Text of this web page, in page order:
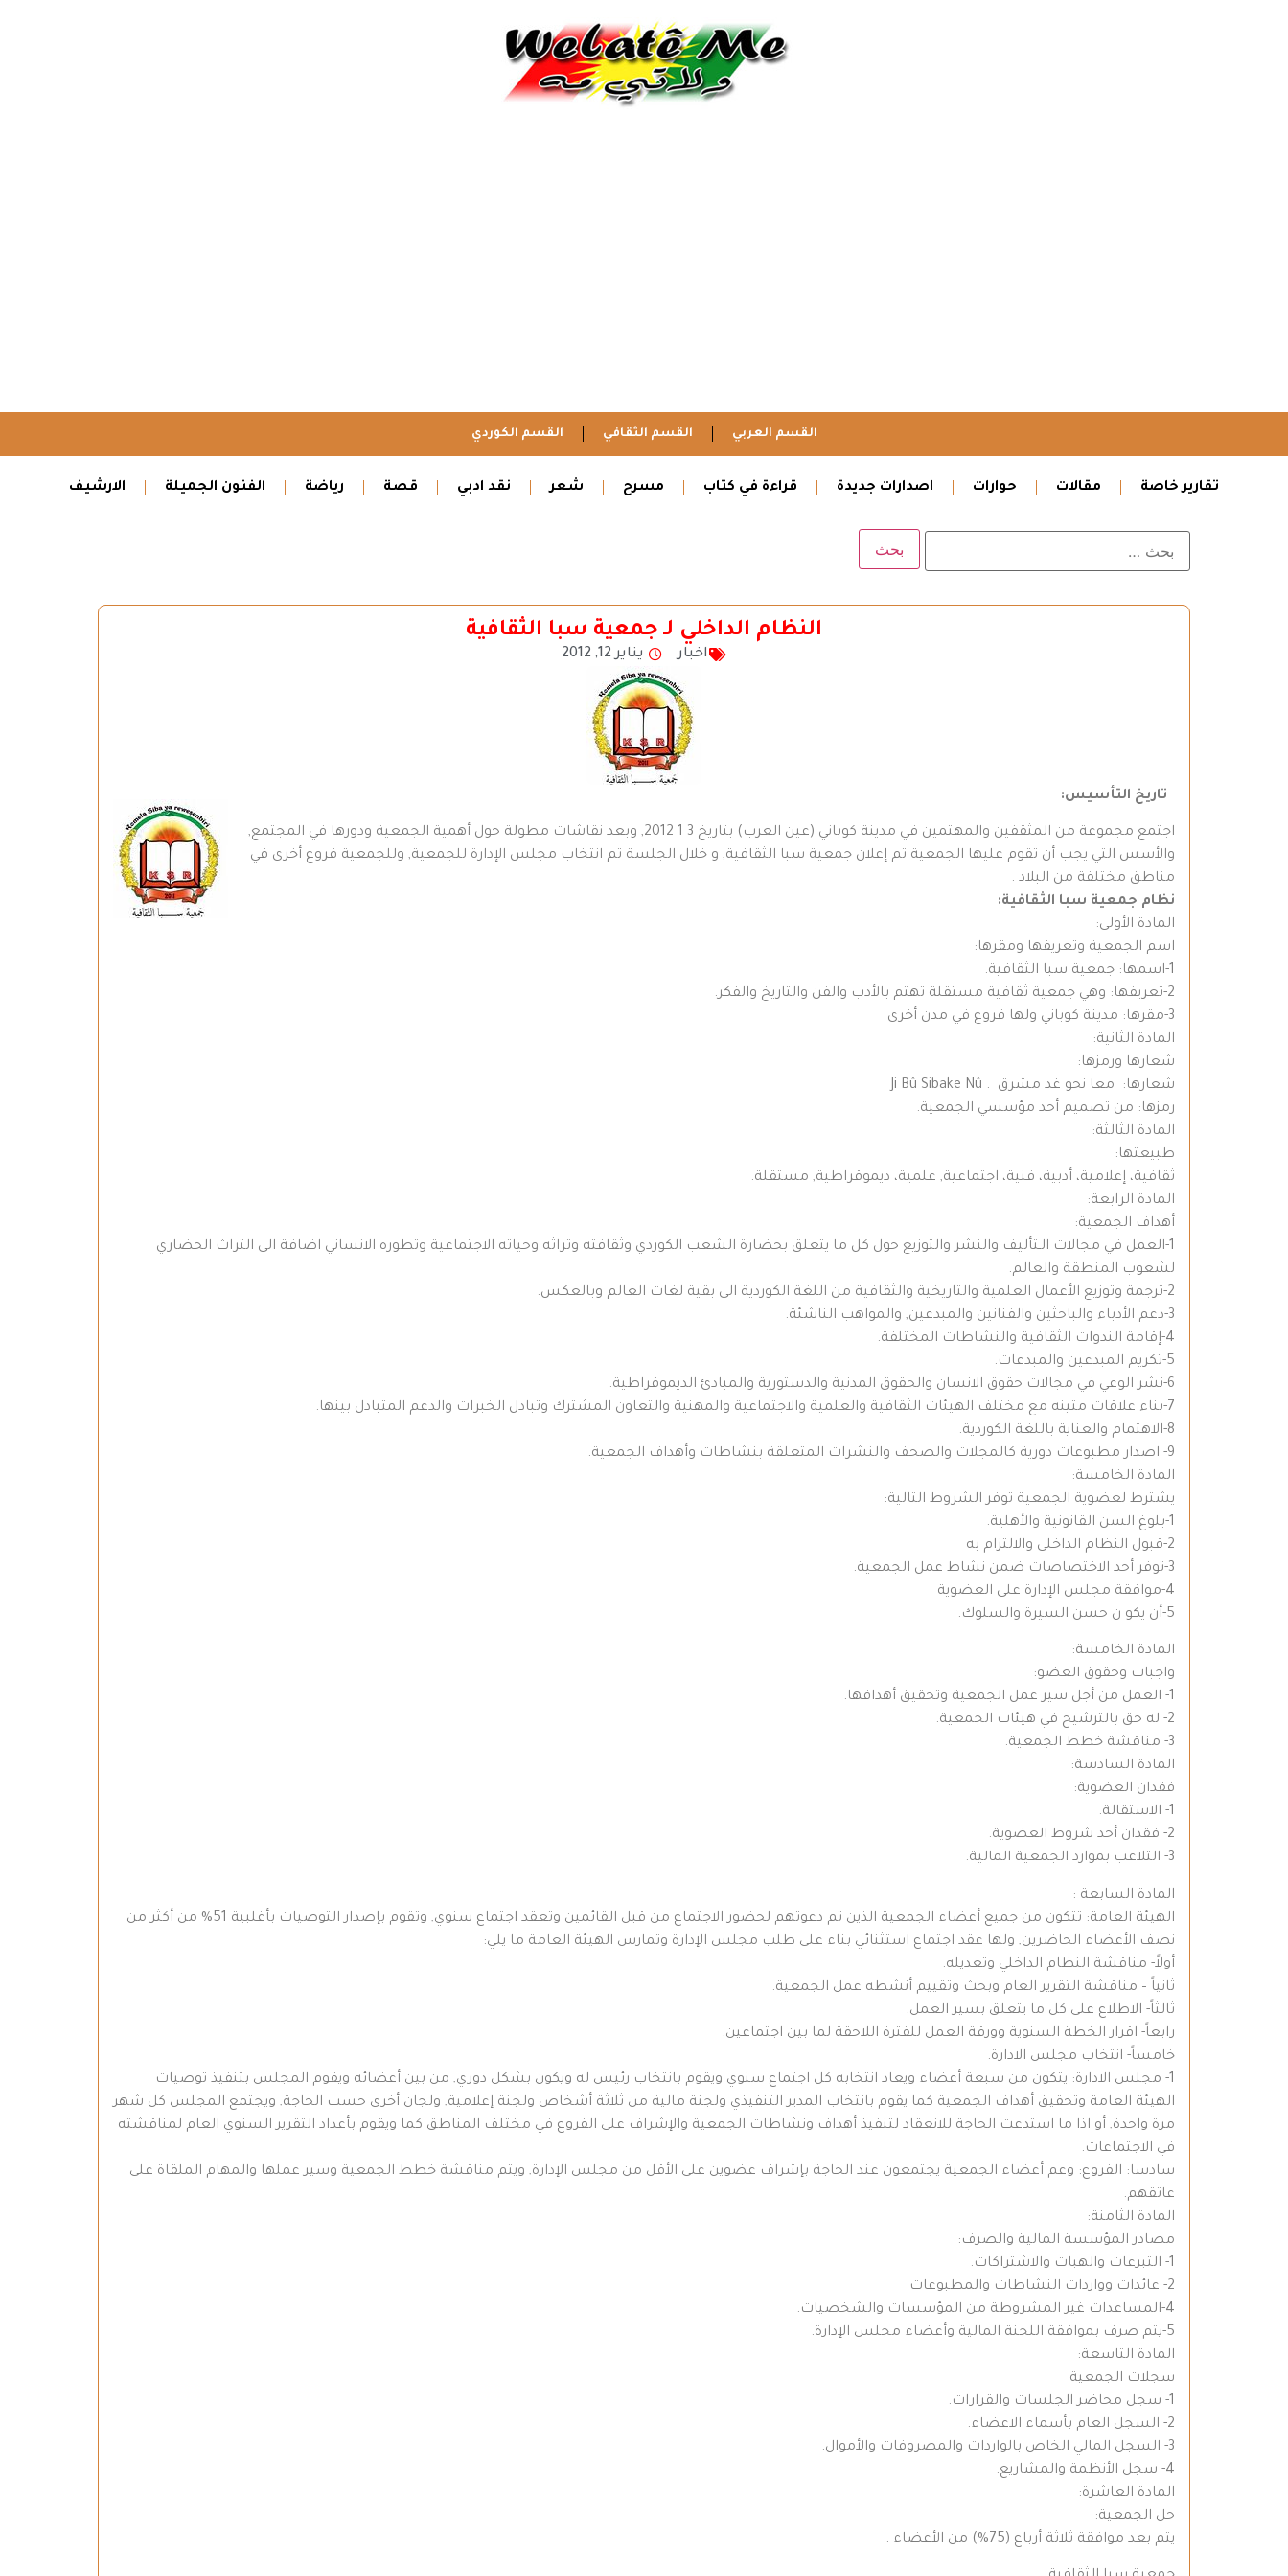
القسم العربي القسم الثقافي القسم الكوردي
تقارير خاصة مقالات حوارات اصدارات جديدة قراءة في كتاب مسرح شعر نقد ادبي قصة رياضة الفنون الجميلة الارشيف
النظام الداخلي لـ جمعية سبا الثقافية
اخبار يناير 12, 2012
تاريخ التأسيس:
اجتمع مجموعة من المثقفين والمهتمين في مدينة كوباني (عين العرب) بتاريخ 3 1 2012, وبعد نقاشات مطولة حول أهمية الجمعية ودورها في المجتمع,
والأسس التي يجب أن تقوم عليها الجمعية تم إعلان جمعية سبا الثقافية, و خلال الجلسة تم انتخاب مجلس الإدارة للجمعية, وللجمعية فروع أخرى في
مناطق مختلفة من البلاد .
نظام جمعية سبا الثقافية:
المادة الأولى:
اسم الجمعية وتعريفها ومقرها:
1-اسمها: جمعية سبا الثقافية.
2-تعريفها: وهي جمعية ثقافية مستقلة تهتم بالأدب والفن والتاريخ والفكر.
3-مقرها: مدينة كوباني ولها فروع في مدن أخرى
المادة الثانية:
شعارها ورمزها:
شعارها: معا نحو غد مشرق . Ji Bû Sibake Nû
رمزها: من تصميم أحد مؤسسي الجمعية.
المادة الثالثة:
طبيعتها:
ثقافية، إعلامية، أدبية، فنية، اجتماعية, علمية، ديموقراطية, مستقلة.
المادة الرابعة:
أهداف الجمعية:
1-العمل في مجالات الـتأليف والنشر والتوزيع حول كل ما يتعلق بحضارة الشعب الكوردي وثقافته وتراثه وحياته الاجتماعية وتطوره الانساني اضافة الى التراث الحضاري
لشعوب المنطقة والعالم.
2-ترجمة وتوزيع الأعمال العلمية والتاريخية والثقافية من اللغة الكوردية الى بقية لغات العالم وبالعكس.
3-دعم الأدباء والباحثين والفنانين والمبدعين, والمواهب الناشئة.
4-إقامة الندوات الثقافية والنشاطات المختلفة.
5-تكريم المبدعين والمبدعات.
6-نشر الوعي في مجالات حقوق الانسان والحقوق المدنية والدستورية والمبادئ الديموقراطية.
7-بناء علاقات متينه مع مختلف الهيئات الثقافية والعلمية والاجتماعية والمهنية والتعاون المشترك وتبادل الخبرات والدعم المتبادل بينها.
8-الاهتمام والعناية باللغة الكوردية.
9- اصدار مطبوعات دورية كالمجلات والصحف والنشرات المتعلقة بنشاطات وأهداف الجمعية.
المادة الخامسة:
يشترط لعضوية الجمعية توفر الشروط التالية:
1-بلوغ السن القانونية والأهلية.
2-قبول النظام الداخلي والالتزام به
3-توفر أحد الاختصاصات ضمن نشاط عمل الجمعية.
4-موافقة مجلس الإدارة على العضوية
5-أن يكو ن حسن السيرة والسلوك.
المادة الخامسة:
واجبات وحقوق العضو:
1- العمل من أجل سير عمل الجمعية وتحقيق أهدافها.
2- له حق بالترشيح في هيئات الجمعية.
3- مناقشة خطط الجمعية.
المادة السادسة:
فقدان العضوية:
1- الاستقالة.
2- فقدان أحد شروط العضوية.
3- التلاعب بموارد الجمعية المالية.
المادة السابعة :
الهيئة العامة: تتكون من جميع أعضاء الجمعية الذين تم دعوتهم لحضور الاجتماع من قبل القائمين وتعقد اجتماع سنوي, وتقوم بإصدار التوصيات بأغلبية 51% من أكثر من
نصف الأعضاء الحاضرين, ولها عقد اجتماع استثنائي بناء على طلب مجلس الإدارة وتمارس الهيئة العامة ما يلي:
أولاً- مناقشة النظام الداخلي وتعديله.
ثانياً – مناقشة التقرير العام وبحث وتقييم أنشطه عمل الجمعية.
ثالثاً- الاطلاع على كل ما يتعلق بسير العمل.
رابعاً- اقرار الخطة السنوية وورقة العمل للفترة اللاحقة لما بين اجتماعين.
خامساً- انتخاب مجلس الادارة.
1- مجلس الادارة: يتكون من سبعة أعضاء ويعاد انتخابه كل اجتماع سنوي ويقوم بانتخاب رئيس له ويكون بشكل دوري, من بين أعضائه ويقوم المجلس بتنفيذ توصيات
الهيئة العامة وتحقيق أهداف الجمعية كما يقوم بانتخاب المدير التنفيذي ولجنة مالية من ثلاثة أشخاص ولجنة إعلامية, ولجان أخرى حسب الحاجة, ويجتمع المجلس كل شهر
مرة واحدة, أو اذا ما استدعت الحاجة للانعقاد لتنفيذ أهداف ونشاطات الجمعية والإشراف على الفروع في مختلف المناطق كما ويقوم بأعداد التقرير السنوي العام لمناقشته
في الاجتماعات.
سادسا: الفروع: وعم أعضاء الجمعية يجتمعون عند الحاجة بإشراف عضوين على الأقل من مجلس الإدارة, ويتم مناقشة خطط الجمعية وسير عملها والمهام الملقاة على
عاتقهم.
المادة الثامنة:
مصادر المؤسسة المالية والصرف:
1- التبرعات والهبات والاشتراكات.
2- عائدات وواردات النشاطات والمطبوعات
4-المساعدات غير المشروطة من المؤسسات والشخصيات.
5-يتم صرف بموافقة اللجنة المالية وأعضاء مجلس الإدارة.
المادة التاسعة:
سجلات الجمعية
1- سجل محاضر الجلسات والقرارات.
2- السجل العام بأسماء الاعضاء.
3- السجل المالي الخاص بالواردات والمصروفات والأموال.
4- سجل الأنظمة والمشاريع.
المادة العاشرة:
حل الجمعية:
يتم بعد موافقة ثلاثة أرباع (75%) من الأعضاء .